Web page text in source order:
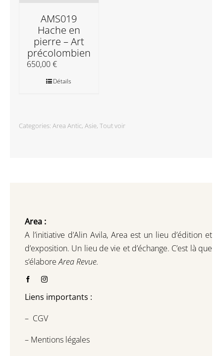
AMS019
Hache en
pierre – Art
précolombien
650,00€
Détails
Categories: Area Antic, Asie, Tout voir
Area :
A l’initiative d’Alin Avila, Area est un lieu d’édition et
d’exposition. Un lieu de vie et d’échange. C’est là que
s’élaboreArea Revue.
Liens importants :
– CGV
– Mentions légales